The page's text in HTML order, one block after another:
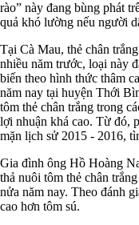
rào” này đang bùng phát
quả khó lường nếu người
Tại Cà Mau, thẻ chân
nhiều năm trước, loại này
biến theo hình thức thâm
năm nay tại huyện Thới
tôm thẻ chân trắng trong
lợi nhuận khá cao. Từ đó,
mặn lịch sử 2015 - 2016,
Gia đình ông Hồ Hoàng
thả nuôi tôm thẻ chân
nửa năm nay. Theo đánh
cao hơn tôm sú.